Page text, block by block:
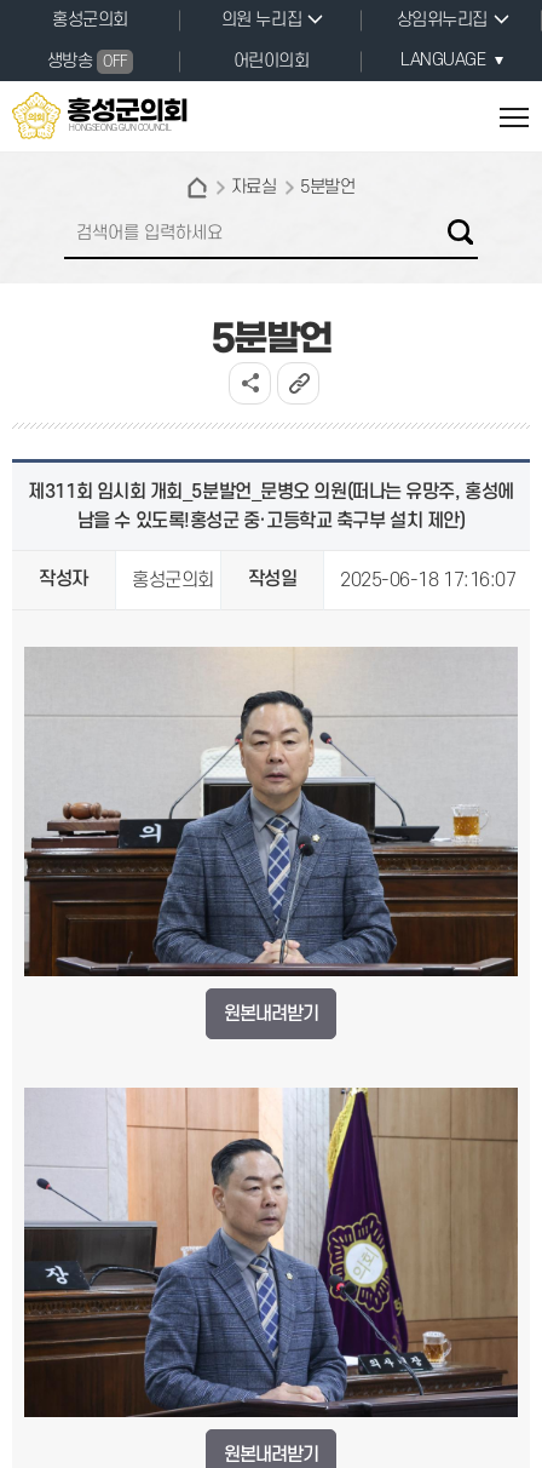
본문바로가기
홍성군의회 의원 누리집
상임위누리집
생방송
OFF 어린이의회 LANGUAGE
홍성군의회
HONGSEONG GUN COUNCIL
자료실 5분발언
5분발언
제311회 임시회 개회_5분발언_문병오 의원(떠나는 유망주, 홍성에
남을 수 있도록!홍성군 중·고등학교 축구부 설치 제안)
작성자 홍성군의회 작성일 2025-06-18 17:16:07
원본내려받기
원본내려받기